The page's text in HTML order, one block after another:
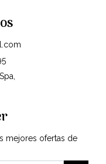
mejores ofertas de